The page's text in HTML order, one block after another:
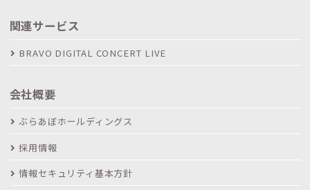
関連サービス
BRAVO DIGITAL CONCERT LIVE
会社概要
ぶらあぼホールディングス
採用情報
情報セキュリティ基本方針